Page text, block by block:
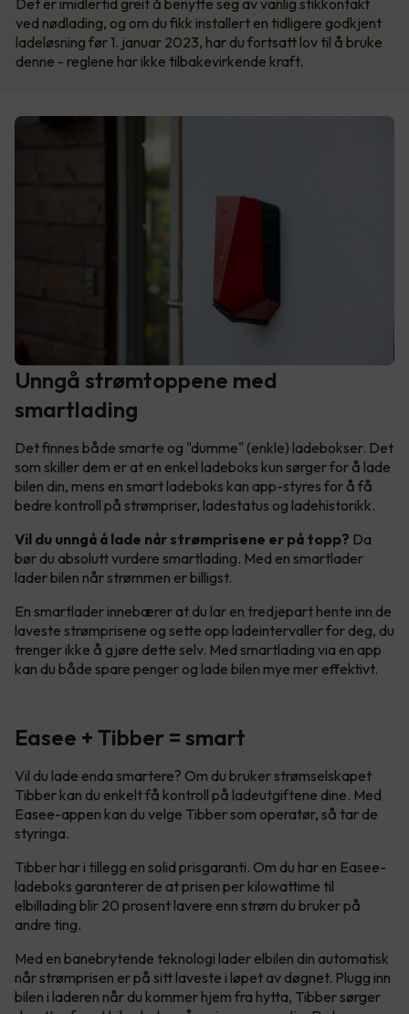
Det er imidlertid greit å benytte seg av vanlig stikkontakt
ved nødlading, og om du fikk installert en tidligere godkjent
ladeløsning før 1. januar 2023, har du fortsatt lov til å bruke
denne - reglene har ikke tilbakevirkende kraft.
Unngå strømtoppene med
smartlading
Det finnes både smarte og "dumme" (enkle) ladebokser. Det
som skiller dem er at en enkel ladeboks kun sørger for å lade
bilen din, mens en smart ladeboks kan app-styres for å få
bedre kontroll på strømpriser, ladestatus og ladehistorikk.
Vil du unngå å lade når strømprisene er på topp? Da
bør du absolutt vurdere smartlading. Med en smartlader
lader bilen når strømmen er billigst.
En smartlader innebærer at du lar en tredjepart hente inn de
laveste strømprisene og sette opp ladeintervaller for deg, du
trenger ikke å gjøre dette selv. Med smartlading via en app
kan du både spare penger og lade bilen mye mer effektivt.
Easee + Tibber = smart
Vil du lade enda smartere? Om du bruker strømselskapet
Tibber kan du enkelt få kontroll på ladeutgiftene dine. Med
Easee-appen kan du velge Tibber som operatør, så tar de
styringa.
Tibber har i tillegg en solid prisgaranti. Om du har en Easee-
ladeboks garanterer de at prisen per kilowattime til
elbillading blir 20 prosent lavere enn strøm du bruker på
andre ting.
Med en banebrytende teknologi lader elbilen din automatisk
når strømprisen er på sitt laveste i løpet av døgnet. Plugg inn
bilen i laderen når du kommer hjem fra hytta, Tibber sørger